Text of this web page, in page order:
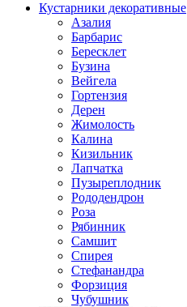
Кустарники декоративные
Азалия
Барбарис
Бересклет
Бузина
Вейгела
Гортензия
Дерен
Жимолость
Калина
Кизильник
Лапчатка
Пузыреплодник
Рододендрон
Роза
Рябинник
Самшит
Спирея
Стефанандра
Форзиция
Чубушник